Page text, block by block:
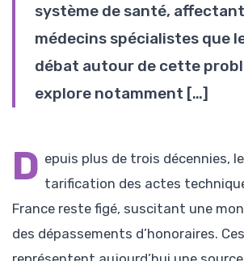
système de santé,
médecins spécialistes que
débat autour de cette
explore notamment […]
D epuis plus de trois décennies,
tarification des actes
France reste figé, suscitant une
des dépassements d’honoraires.